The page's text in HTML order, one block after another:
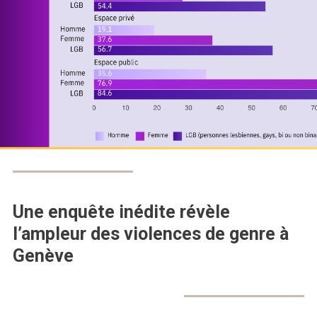
Une enquête inédite révèle
l’ampleur des violences de genre à
Genève